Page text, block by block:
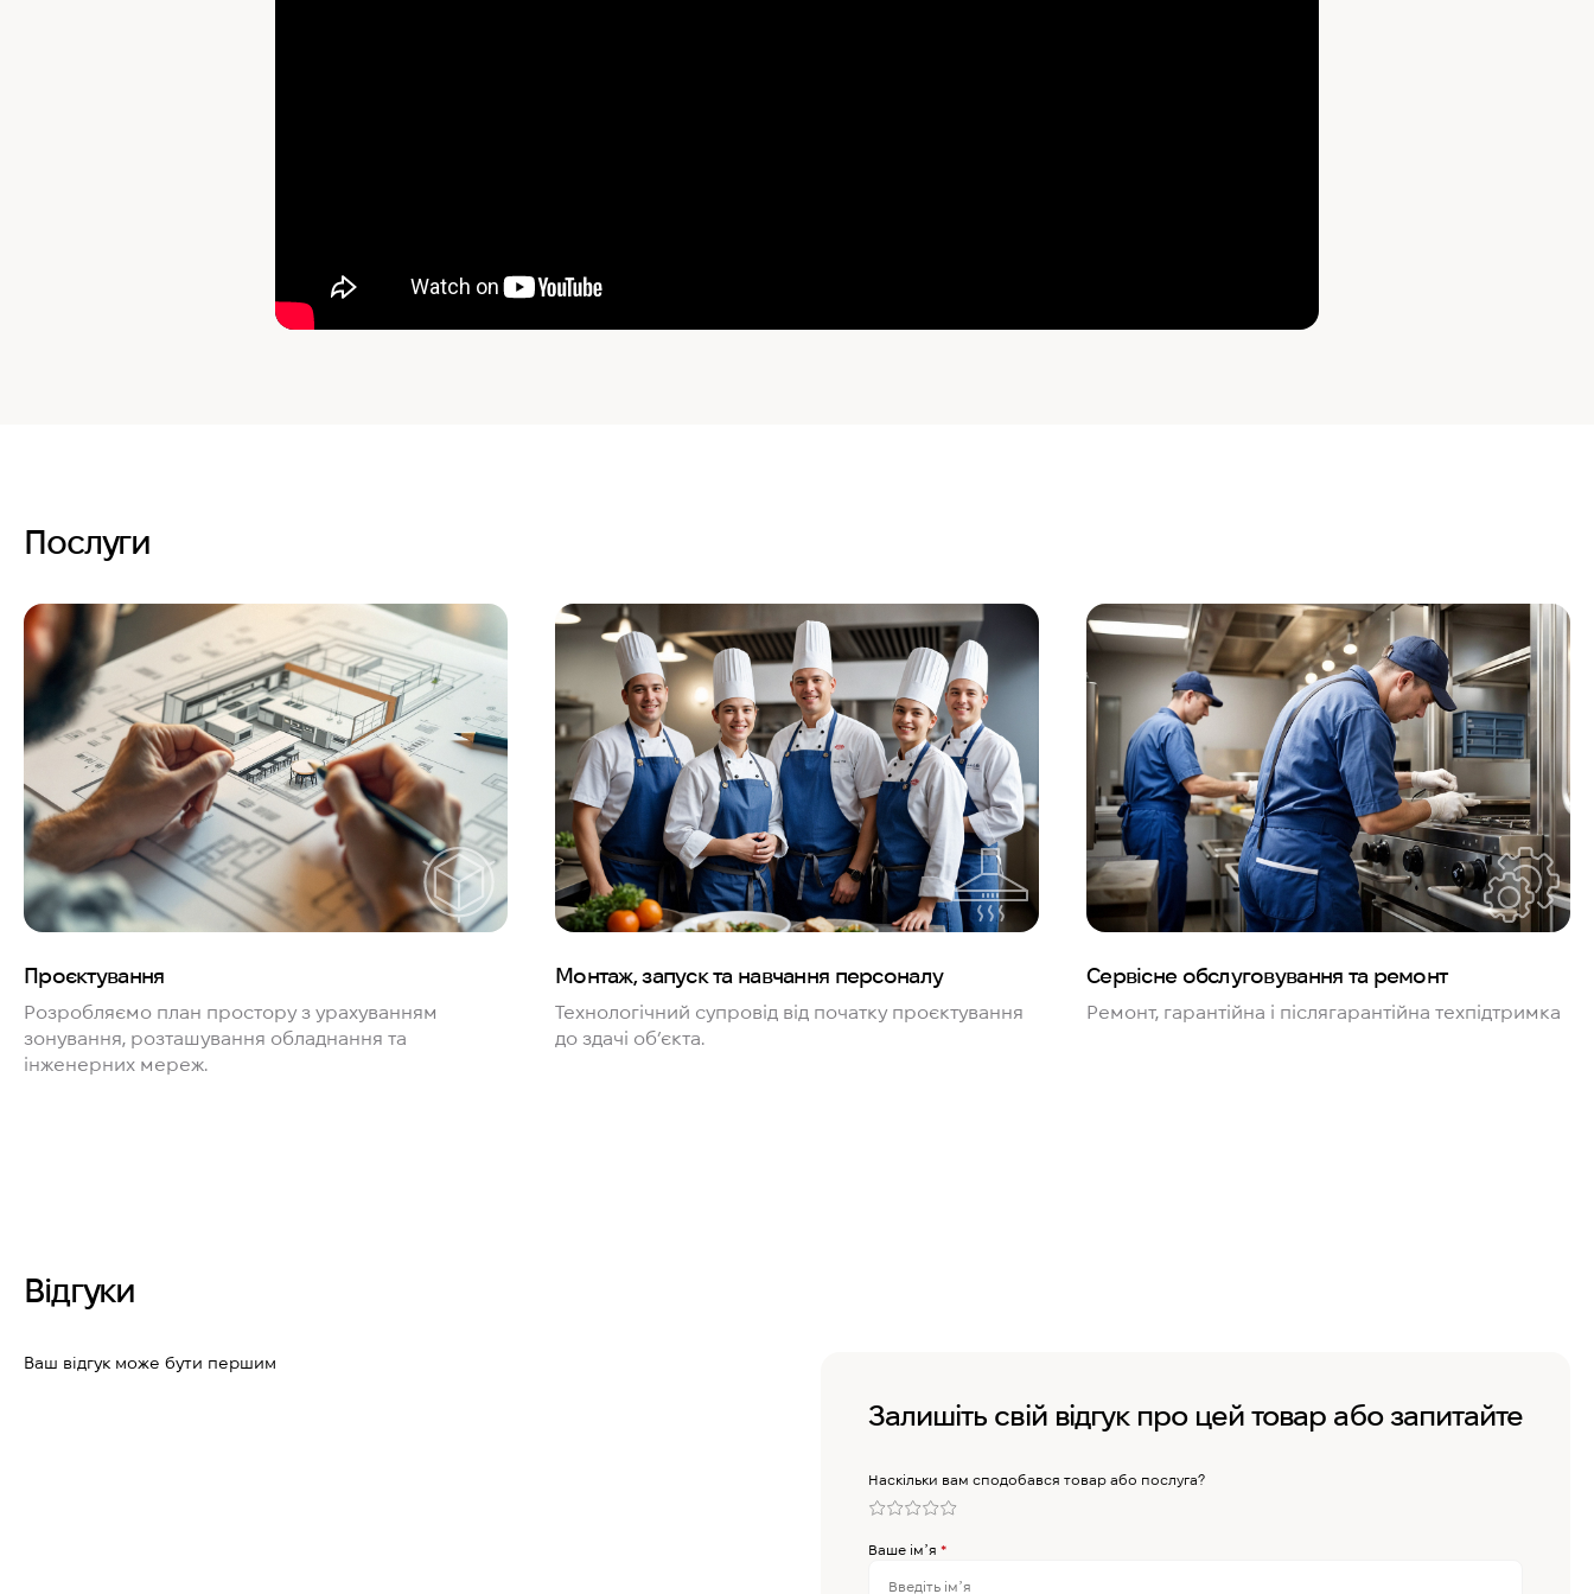
Послуги
Проєктування
Розробляємо план простору з урахуванням
зонування, розташування обладнання та
інженерних мереж.
Монтаж, запуск та навчання персоналу
Технологічний супровід від початку проєктування
до здачі об’єкта.
Сервісне обслуговування та ремонт
Ремонт, гарантійна і післягарантійна техпідтримка
Відгуки
Ваш відгук може бути першим
Залишіть свій відгук про цей товар або запитайте
Наскільки вам сподобався товар або послуга?
Ваше імʼя*